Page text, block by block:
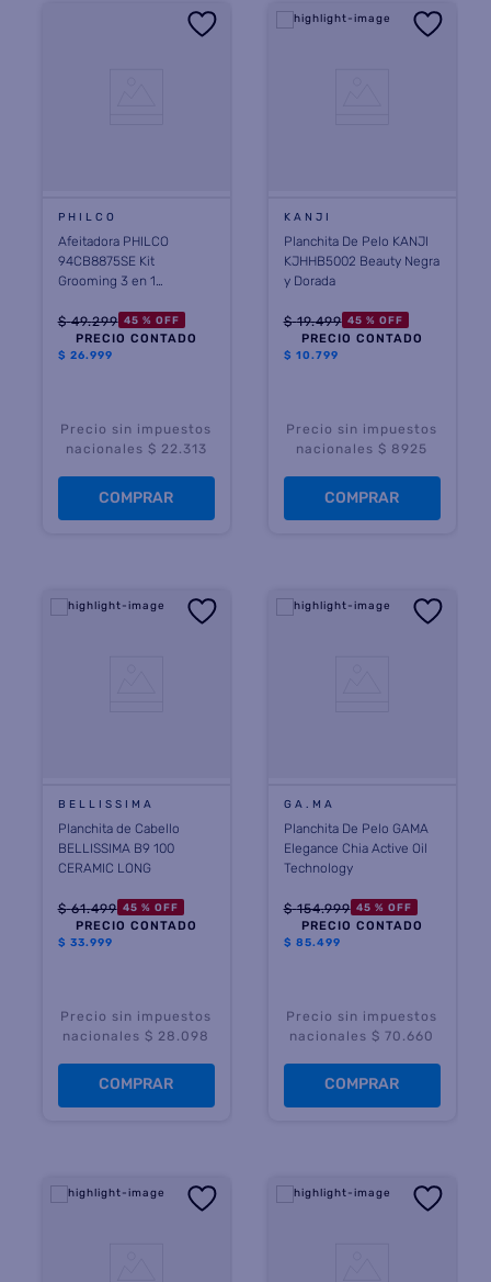
PHILCO
Afeitadora PHILCO
94CB8875SE Kit
Grooming 3 en 1
$ 49.299 45 % OFF
PRECIO CONTADO
$ 26.999
Precio sin impuestos
nacionales $ 22.313
COMPRAR
KANJI
Planchita De Pelo KANJI
KJHHB5002 Beauty Negra
y Dorada
$ 19.499 45 % OFF
PRECIO CONTADO
$ 10.799
Precio sin impuestos
nacionales $ 8925
COMPRAR
BELLISSIMA
Planchita de Cabello
BELLISSIMA B9 100
CERAMIC LONG
$ 61.499 45 % OFF
PRECIO CONTADO
$ 33.999
Precio sin impuestos
nacionales $ 28.098
COMPRAR
GA.MA
Planchita De Pelo GAMA
Elegance Chia Active Oil
Technology
$ 154.999 45 % OFF
PRECIO CONTADO
$ 85.499
Precio sin impuestos
nacionales $ 70.660
COMPRAR